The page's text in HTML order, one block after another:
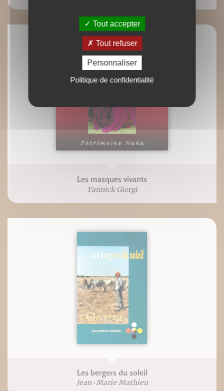
Les masques vivants
Yannick Giorgi
Les bergers du soleil
Jean-Marie Mathieu
Tout accepter
Tout refuser
Personnaliser
Politique de confidentialité